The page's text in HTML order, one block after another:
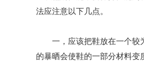
法应注意以下几点。
一，应该把鞋放在一个较
的暴晒会使鞋的一部分材料变